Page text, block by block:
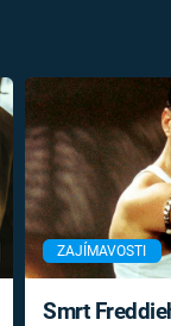
ZAJÍMAVOSTI
Smrt